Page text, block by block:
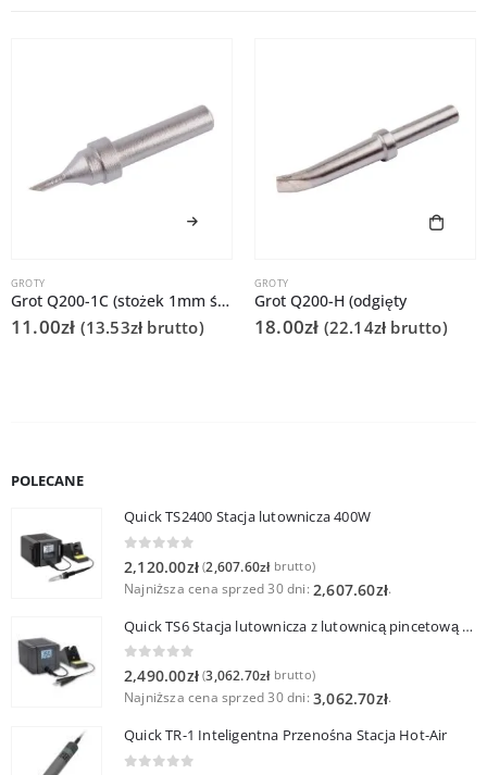
GROTY
Grot Q200-1C (stożek 1mm ścięty) 3202/203H/376D/LF3000
11.00zł (13.53zł brutto)
GROTY
Grot Q200-H (odgięty
18.00zł (22.14zł brutto)
POLECANE
Quick TS2400 Stacja lutownicza 400W
2,120.00zł (2,607.60złbrutto)
Najniższa cena sprzed 30 dni: 2,607.60zł.
Quick TS6 Stacja lutownicza z lutownicą pincetową 60W
0 out of 5
2,490.00zł (3,062.70złbrutto)
Najniższa cena sprzed 30 dni: 3,062.70zł.
Quick TR-1 Inteligentna Przenośna Stacja Hot-Air